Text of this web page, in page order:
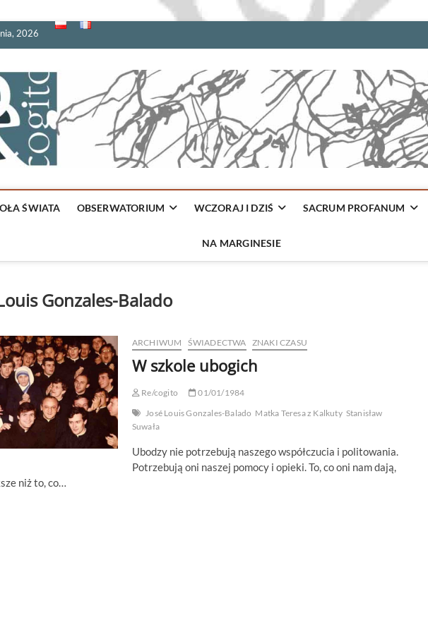
2026
ŚWIATA OBSERWATORIUM WCZORAJ I DZIŚ SACRUM PROFANUM
NA MARGINESIE
Gonzales-Balado
ARCHIWUM ŚWIADECTWA ZNAKI CZASU
W szkole ubogich
Re/cogito
01/01/1984
José Louis Gonzales-Balado Matka Teresa z Kalkuty Stanisław
Suwała
Ubodzy nie potrzebują naszego współczucia i politowania.
Potrzebują oni naszej pomocy i opieki. To, co oni nam dają,
niż to, co…